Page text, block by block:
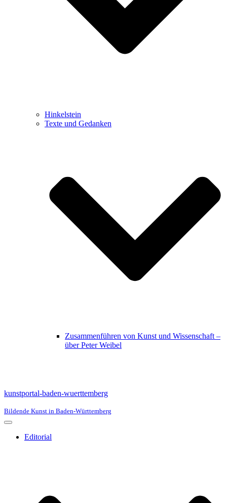
Hinkelstein
Texte und Gedanken
Zusammenführen von Kunst und Wissenschaft –
über Peter Weibel
kunstportal-baden-wuerttemberg
Bildende Kunst in Baden-Württemberg
Navigationsmenü
Editorial